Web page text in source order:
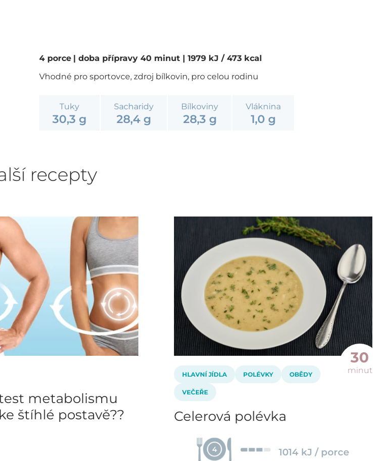
4 porce | doba přípravy 40 minut | 1979 kJ / 473 kcal
Vhodné pro sportovce, zdroj bílkovin, pro celou rodinu
Tuky
30,3 g
Sacharidy
28,4 g
Bílkoviny
28,3 g
Vláknina
1,0 g
recepty
metabolismu
štíhlé postavě??
30
minut
HLAVNÍ JÍDLA POLÉVKY OBĚDY
VEČEŘE
Celerová polévka
4 1014 kJ / porce